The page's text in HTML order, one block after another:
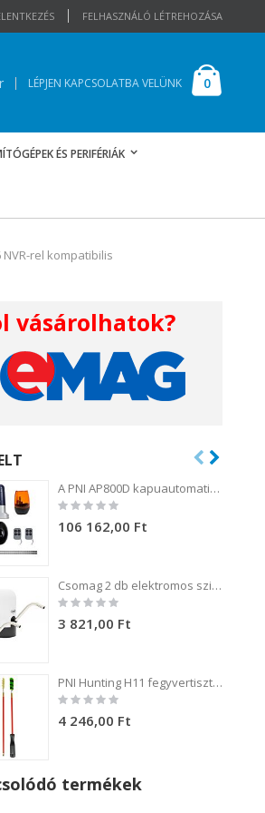
FELHASZNÁLÓ LÉTREHOZÁSA
0elemek
LÉPJEN KAPCSOLATBA VELÜNK
ÉS PERIFÉRIÁK
NVR-rel kompatibilis
vásárolhatok?
A PNI AP800D kapuautomatizálási készlet 4 m-es fém fogaskerék-motort, fotocellákat, távirányítót, lámpát, 230 V-os 1100 N és 800 kg-os tolókaput tartalmaz.
Rating:
106 162,00 Ft
Csomag 2 db elektromos szivattyú PNI WD100 palackhoz töltés USB-C-n keresztül, 800 mAh akkumulátor, teljesítmény 4W
Rating:
3 821,00 Ft
PNI Hunting H11 fegyvertisztító készlet 3 kefével .54 kaliberű fegyverekhez
Rating:
4 246,00 Ft
termékek